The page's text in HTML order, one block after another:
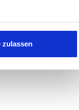
zulassen